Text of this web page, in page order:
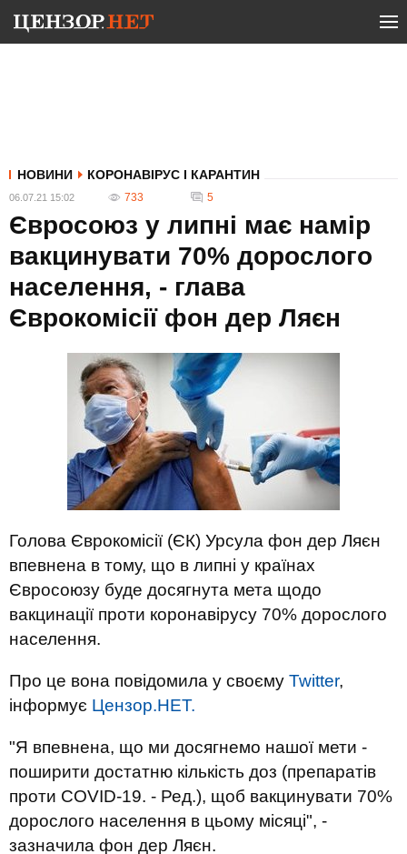
НОВИНИ КОРОНАВІРУС І КАРАНТИН
06.07.21 15:02 733 5
Євросоюз у липні має намір
вакцинувати 70% дорослого
населення, - глава
Єврокомісії фон дер Ляєн
Голова Єврокомісії (ЄК) Урсула фон дер Ляєн
впевнена в тому, що в липні у країнах
Євросоюзу буде досягнута мета щодо
вакцинації проти коронавірусу 70% дорослого
населення.
Про це вона повідомила у своєму Twitter,
інформує Цензор.НЕТ.
"Я впевнена, що ми досягнемо нашої мети -
поширити достатню кількість доз (препаратів
проти COVID-19. - Ред.), щоб вакцинувати 70%
дорослого населення в цьому місяці", -
зазначила фон дер Ляєн.